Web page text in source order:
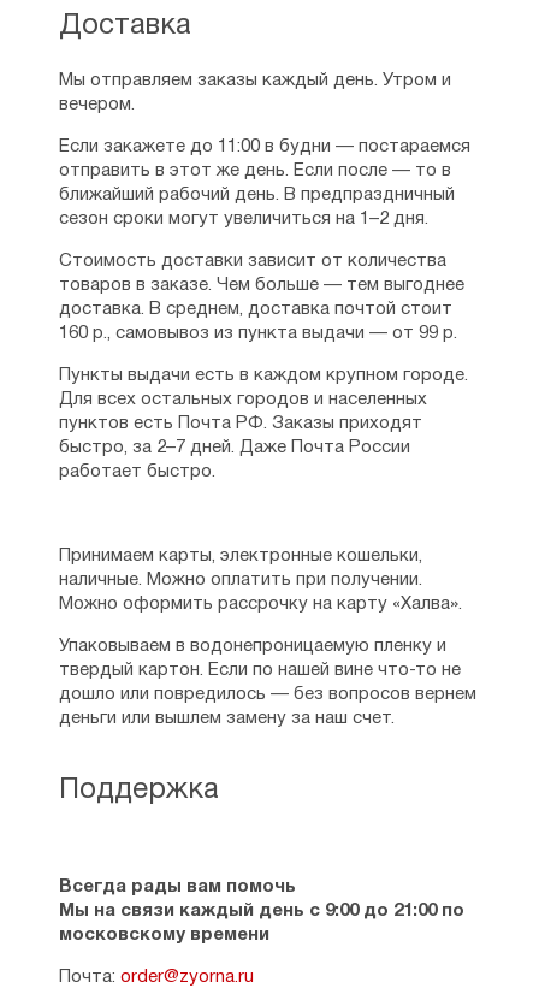
Поддержка
Всегда рады вам помочь
Мы на связи каждый день с 9:00 до 21:00 по
московскому времени
Почта: order@zyorna.ru
Доставка
Мы отправляем заказы каждый день. Утром и
вечером.
Если закажете до 11:00 в будни — постараемся
отправить в этот же день. Если после — то в
ближайший рабочий день. В предпраздничный
сезон сроки могут увеличиться на 1–2 дня.
Стоимость доставки зависит от количества
товаров в заказе. Чем больше — тем выгоднее
доставка. В среднем, доставка почтой стоит
160 р., самовывоз из пункта выдачи — от 99 р.
Пункты выдачи есть в каждом крупном городе.
Для всех остальных городов и населенных
пунктов есть Почта РФ. Заказы приходят
быстро, за 2–7 дней. Даже Почта России
работает быстро.
Принимаем карты, электронные кошельки,
наличные. Можно оплатить при получении.
Можно оформить рассрочку на карту «Халва».
Упаковываем в водонепроницаемую пленку и
твердый картон. Если по нашей вине что-то не
дошло или повредилось — без вопросов вернем
деньги или вышлем замену за наш счет.